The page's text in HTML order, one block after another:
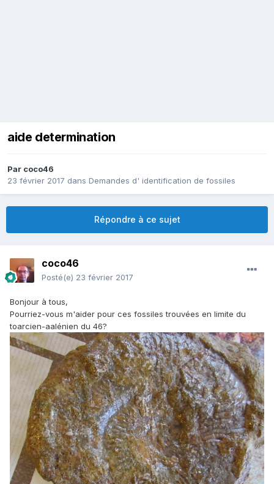
aide determination
Par coco46
23 février 2017 dans Demandes d' identification de fossiles
Répondre à ce sujet
coco46
Posté(e) 23 février 2017
Bonjour à tous,
Pourriez-vous m'aider pour ces fossiles trouvées en limite du
toarcien-aalénien du 46?